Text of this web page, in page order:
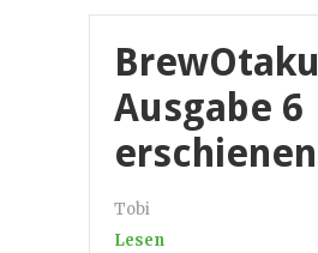
BrewOtaku
Ausgabe 6
erschienen
Tobi
Lesen